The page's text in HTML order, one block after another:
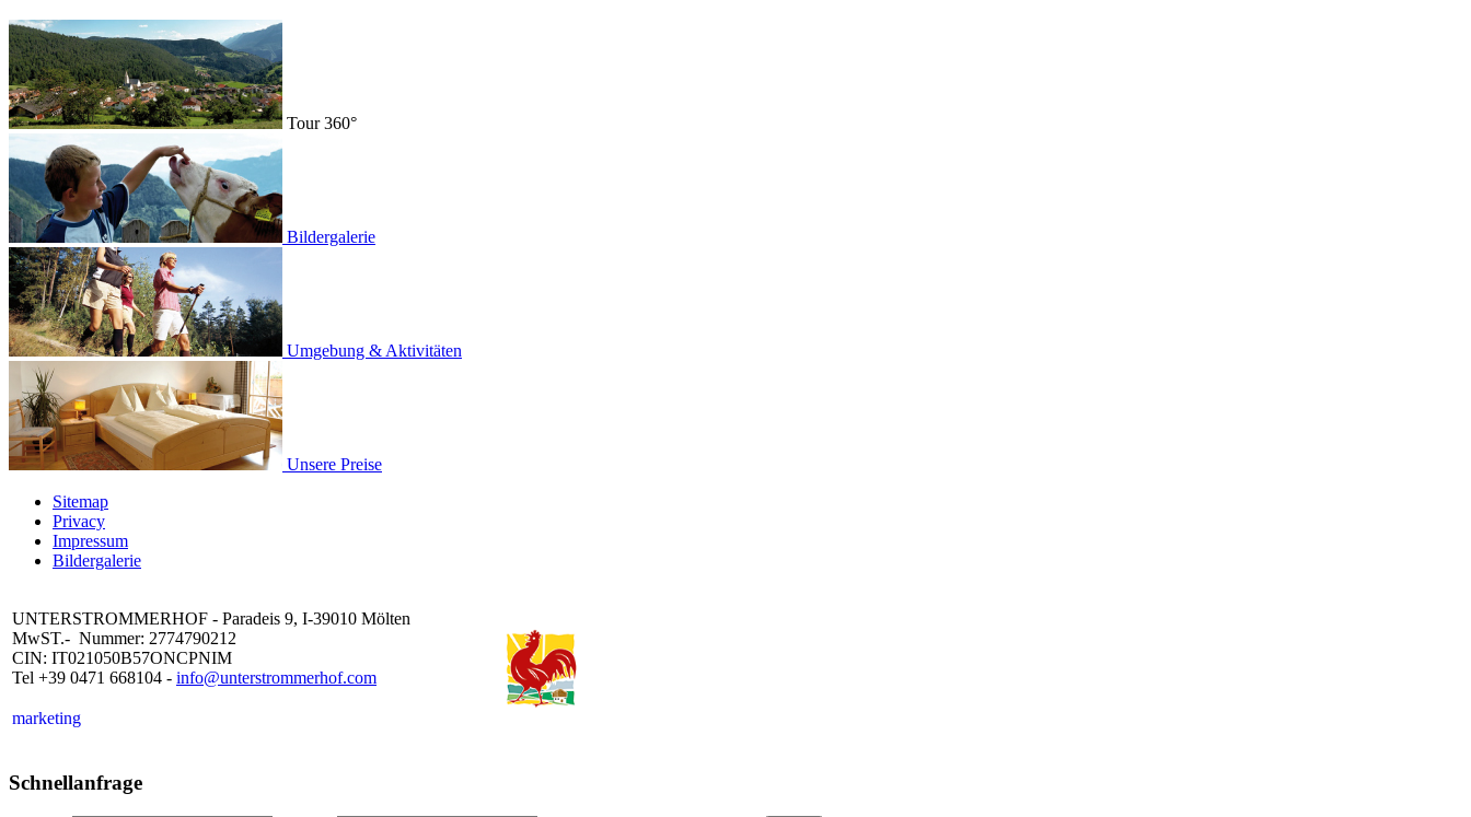
Tour 360°
Bildergalerie
Umgebung & Aktivitäten
Unsere Preise
Sitemap
Privacy
Impressum
Bildergalerie
UNTERSTROMMERHOF - Paradeis 9, I-39010 Mölten
MwST.- Nummer: 2774790212
CIN: IT021050B57ONCPNIM
Tel +39 0471 668104 - info@unterstrommerhof.com
marketing
Schnellanfrage